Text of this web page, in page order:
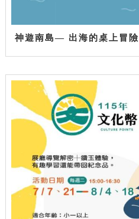
神遊南島— 出海的桌上冒險